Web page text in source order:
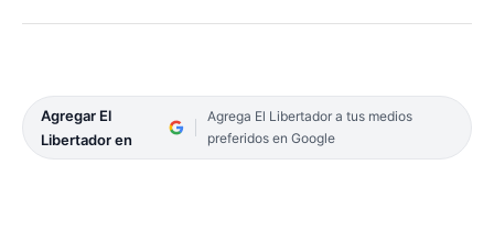
Agregar El
Libertador en
Agrega El Libertador a tus medios
preferidos en Google